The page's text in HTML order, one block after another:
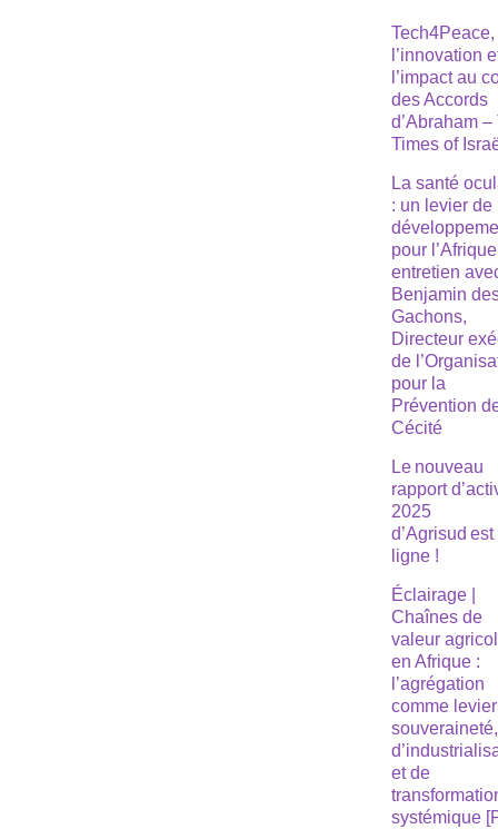
Tech4Peace,
l’innovation
l’impact au
des Accords
d’Abraham –
Times of
La santé
: un levier de
pour
entretien
Benjamin
Gachons,
Directeur
de
pour la
Prévention
Cécité
Le nouveau
rapport
2025
d’Agrisud
ligne !
Éclairage |
Chaînes de
valeur
en Afrique :
l’agrégation
comme
souveraineté,
et de
systémique